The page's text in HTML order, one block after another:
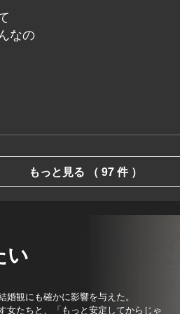
なの
もっと見る （ 97 件 ）
い
観にも確かに影響を与えた。
女たちと、「もっと安定してからじゃ